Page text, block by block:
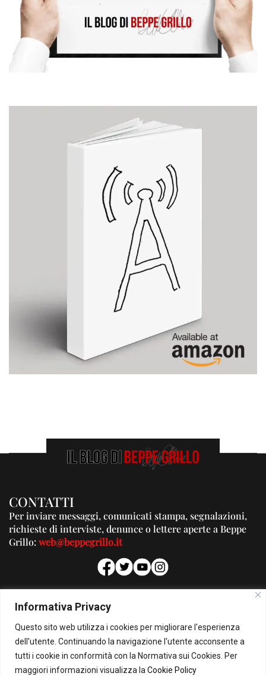
Informativa Privacy
Questo sito web utilizza i cookies per migliorare l'esperienza
dell'utente. Continuando la navigazione l'utente acconsente a
tutti i cookie in conformità con la Normativa sui Cookies. Per
maggiori informazioni visualizza la Cookie Policy
CONTATTI
Per inviare messaggi, comunicati stampa, segnalazioni,
richieste di interviste, denunce o lettere aperte a Beppe
Grillo:web@beppegrillo.it
PUBBLICITA'
Per la tua pubblicità su questo Blog:
pubblicita@beppegrillo.it